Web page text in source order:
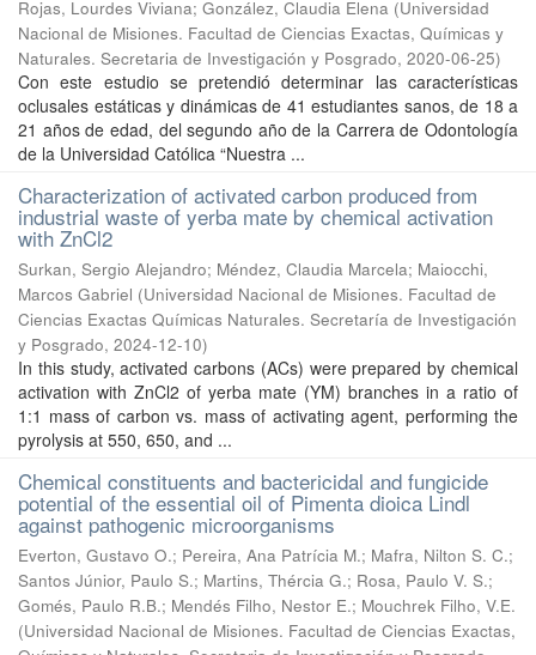
Rojas, Lourdes Viviana; González, Claudia Elena (Universidad
Nacional de Misiones. Facultad de Ciencias Exactas, Químicas y
Naturales. Secretaria de Investigación y Posgrado, 2020-06-25)
Con este estudio se pretendió determinar las características
oclusales estáticas y dinámicas de 41 estudiantes sanos, de 18 a
21 años de edad, del segundo año de la Carrera de Odontología
de la Universidad Católica “Nuestra ...
Characterization of activated carbon produced from
industrial waste of yerba mate by chemical activation
with ZnCl2
Surkan, Sergio Alejandro; Méndez, Claudia Marcela; Maiocchi,
Marcos Gabriel (Universidad Nacional de Misiones. Facultad de
Ciencias Exactas Químicas Naturales. Secretaría de Investigación
y Posgrado, 2024-12-10)
In this study, activated carbons (ACs) were prepared by chemical
activation with ZnCl2 of yerba mate (YM) branches in a ratio of
1:1 mass of carbon vs. mass of activating agent, performing the
pyrolysis at 550, 650, and ...
Chemical constituents and bactericidal and fungicide
potential of the essential oil of Pimenta dioica Lindl
against pathogenic microorganisms
Everton, Gustavo O.; Pereira, Ana Patrícia M.; Mafra, Nilton S. C.;
Santos Júnior, Paulo S.; Martins, Thércia G.; Rosa, Paulo V. S.;
Gomés, Paulo R.B.; Mendés Filho, Nestor E.; Mouchrek Filho, V.E.
(Universidad Nacional de Misiones. Facultad de Ciencias Exactas,